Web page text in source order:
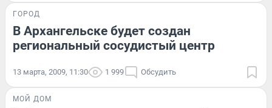
ГОРОД
В Архангельске будет создан
региональный сосудистый центр
13 марта, 2009, 11:30 1 999 Обсудить
МОЙ ДОМ